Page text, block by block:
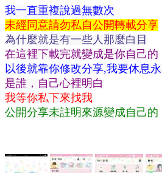
我一直重複說過無數次
未經同意請勿私自公開轉載分享
為什麼就是有一些人那麼白目
在這裡下載完就變成是你自己的
以後就靠你修改分享,我要休息
是誰，自己心裡明白
我等你私下來找我
公開分享未註明來源變成自己的